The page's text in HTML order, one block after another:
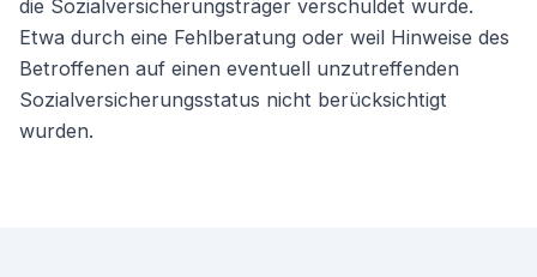
die Sozialversicherungsträger verschuldet wurde.
Etwa durch eine Fehlberatung oder weil Hinweise des
Betroffenen auf einen eventuell unzutreffenden
Sozialversicherungsstatus nicht berücksichtigt
wurden.